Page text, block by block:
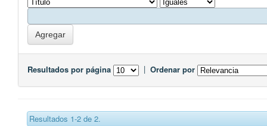
Resultados por página | Ordenar por
Resultados 1-2 de 2.